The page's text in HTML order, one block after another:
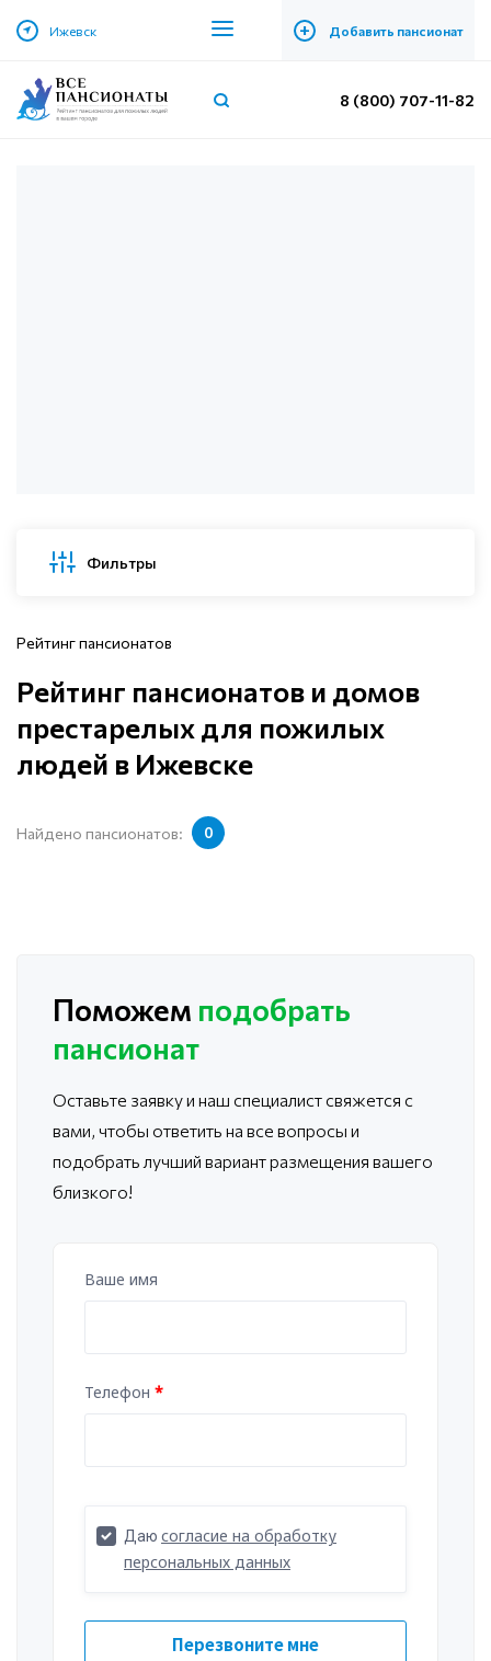
Ижевск + Добавить пансионат
8 (800) 707-11-82
Фильтры
Рейтинг пансионатов
Рейтинг пансионатов и домов
престарелых для пожилых
людей в Ижевске
Найдено пансионатов: 0
Поможем подобрать
пансионат
Оставьте заявку и наш специалист свяжется с
вами, чтобы ответить на все вопросы и
подобрать лучший вариант размещения вашего
близкого!